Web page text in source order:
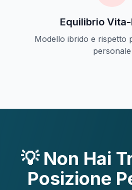
Equilibrio
Modello ibrido e rispetto
personale
💡 Non Hai
Posizione